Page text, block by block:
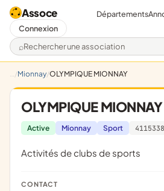
Assoce
Rechercher une association
Départements
Connexion
Mionnay OLYMPIQUE MIONNAY
OLYMPIQUE MIONNAY
Active Mionnay Sport
Activités de clubs de sports
CONTACT